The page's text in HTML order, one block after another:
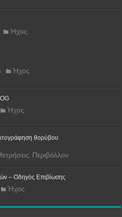
Ήχος
Ήχος
Ήχος
θορύβου
Περιβάλλον
– Οδηγός Επιβίωσης
Ήχος